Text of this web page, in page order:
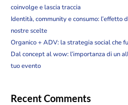
coinvolge e lascia traccia
Identità, community e consumo: l’effetto
nostre scelte
Organico + ADV: la strategia social che
Dal concept al wow: l’importanza di un
tuo evento
Recent Comments